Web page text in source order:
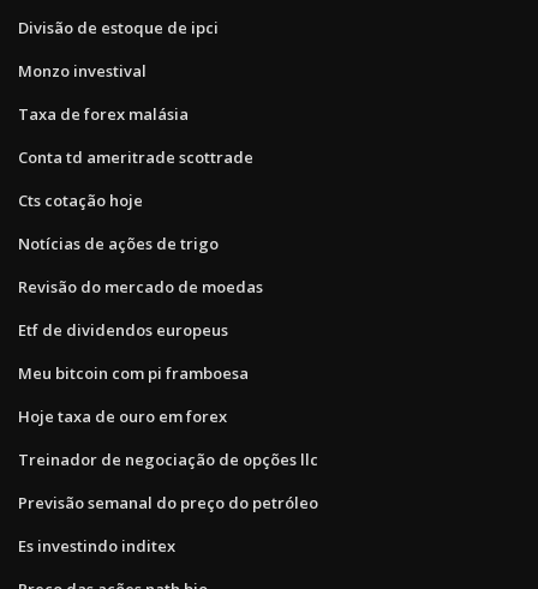
Divisão de estoque de ipci
Monzo investival
Taxa de forex malásia
Conta td ameritrade scottrade
Cts cotação hoje
Notícias de ações de trigo
Revisão do mercado de moedas
Etf de dividendos europeus
Meu bitcoin com pi framboesa
Hoje taxa de ouro em forex
Treinador de negociação de opções llc
Previsão semanal do preço do petróleo
Es investindo inditex